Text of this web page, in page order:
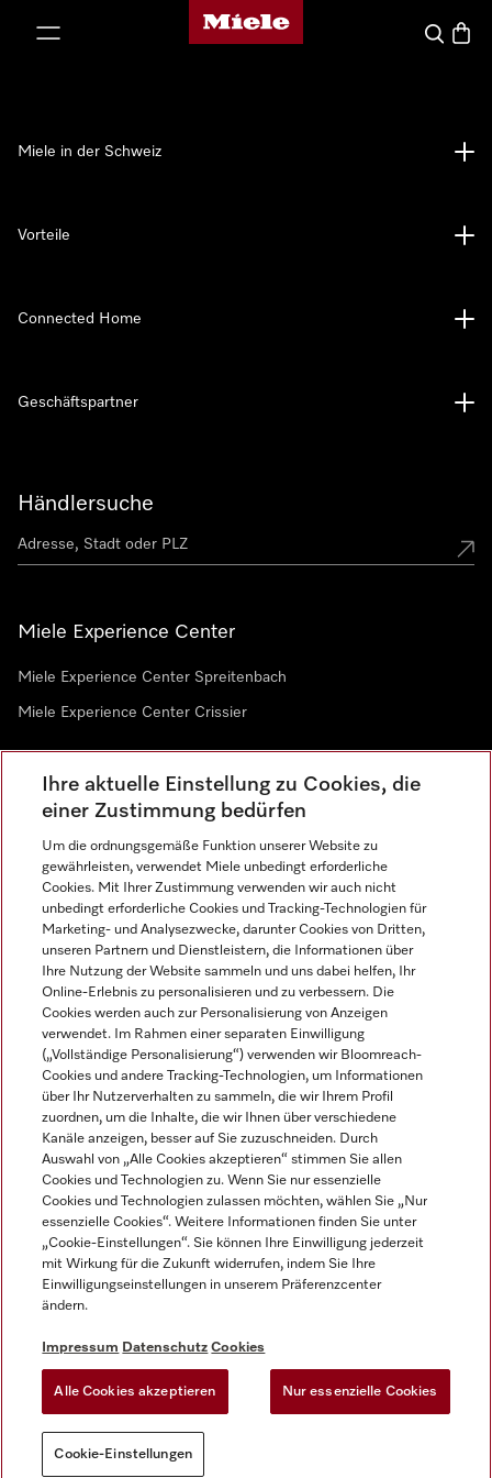
Miele-Homepage
Suche
Händlersuche
Miele Experience Center
Miele Experience Center Spreitenbach
Miele Experience Center Crissier
Newsletter
Sprache
DEUTSCH
Miele in der Schweiz
Vorteile
Connected Home
Geschäftspartner
Impressum
Datenschutz
Cookie-Einstellungen
Miele auf YoutubeMiele auf Instagram
Miele auf Facebook
Miele auf LinkedInMiele auf LinkedIn
Ihre aktuelle Einstellung zu Cookies, die
einer Zustimmung bedürfen
Um die ordnungsgemäße Funktion unserer Website zu
gewährleisten, verwendet Miele unbedingt erforderliche
Cookies. Mit Ihrer Zustimmung verwenden wir auch nicht
unbedingt erforderliche Cookies und Tracking-Technologien für
Marketing- und Analysezwecke, darunter Cookies von Dritten,
unseren Partnern und Dienstleistern, die Informationen über
Ihre Nutzung der Website sammeln und uns dabei helfen, Ihr
Online-Erlebnis zu personalisieren und zu verbessern. Die
Cookies werden auch zur Personalisierung von Anzeigen
verwendet. Im Rahmen einer separaten Einwilligung
(„Vollständige Personalisierung“) verwenden wir Bloomreach-
Cookies und andere Tracking-Technologien, um Informationen
über Ihr Nutzerverhalten zu sammeln, die wir Ihrem Profil
zuordnen, um die Inhalte, die wir Ihnen über verschiedene
Kanäle anzeigen, besser auf Sie zuzuschneiden. Durch
Auswahl von „Alle Cookies akzeptieren“ stimmen Sie allen
Cookies und Technologien zu. Wenn Sie nur essenzielle
Cookies und Technologien zulassen möchten, wählen Sie „Nur
essenzielle Cookies“. Weitere Informationen finden Sie unter
„Cookie-Einstellungen“. Sie können Ihre Einwilligung jederzeit
mit Wirkung für die Zukunft widerrufen, indem Sie Ihre
Einwilligungseinstellungen in unserem Präferenzcenter
ändern.
Impressum Datenschutz Cookies
Alle Cookies akzeptieren Nur essenzielle Cookies
Cookie-Einstellungen